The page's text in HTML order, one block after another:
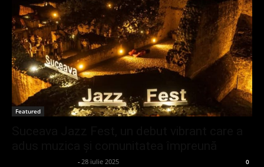
Featured
- 28 iulie 2025 0